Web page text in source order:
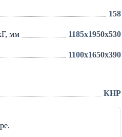
158
мм 1185x1950x530
1100x1650x390
КНР